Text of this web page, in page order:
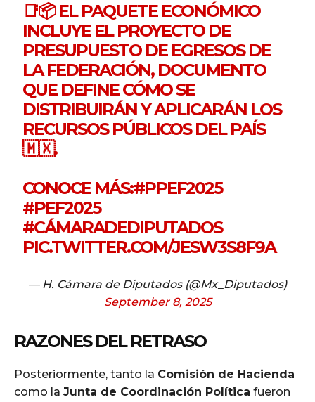
📑📦 EL PAQUETE ECONÓMICO
INCLUYE EL PROYECTO DE
PRESUPUESTO DE EGRESOS DE
LA FEDERACIÓN, DOCUMENTO
QUE DEFINE CÓMO SE
DISTRIBUIRÁN Y APLICARÁN LOS
RECURSOS PÚBLICOS DEL PAÍS
🇲🇽.
CONOCE MÁS:#PPEF2025
#PEF2025
#CÁMARADEDIPUTADOS
PIC.TWITTER.COM/JESW3S8F9A
— H. Cámara de Diputados (@Mx_Diputados)
September 8, 2025
RAZONES DEL RETRASO
Posteriormente, tanto la Comisión de Hacienda
como la Junta de Coordinación Política fueron